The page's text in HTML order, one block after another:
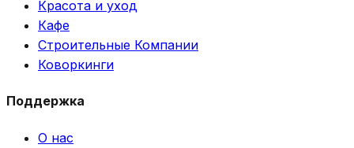
Красота и уход
Кафе
Строительные Компании
Коворкинги
Поддержка
О нас